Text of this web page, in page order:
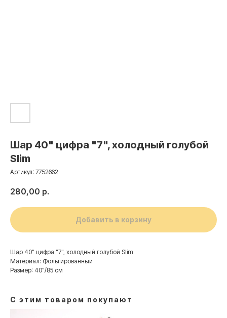
Шар 40" цифра "7", холодный голубой
Slim
Артикул: 7752662
280,00 р.
Добавить в корзину
Шар 40" цифра "7", холодный голубой Slim
Материал: Фольгированный
Размер: 40"/85 см
С этим товаром покупают